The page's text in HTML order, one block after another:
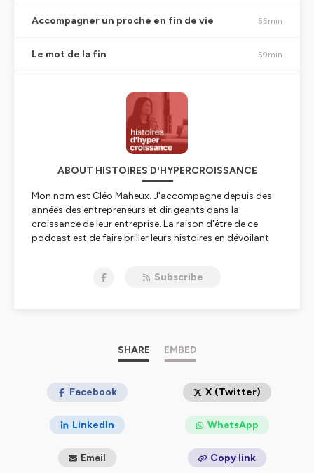
Accompagner un proche en fin de vie 55min
Le mot de la fin 59min
ABOUT HISTOIRES D'HYPERCROISSANCE
Mon nom est Cléo Maheux. J'accompagne depuis des
années des entrepreneurs et dirigeants dans la
croissance de leur entreprise. La raison d'être de ce
podcast est de faire briller leurs histoires en dévoilant
Subscribe
SHARE EMBED
Facebook X (Twitter)
LinkedIn WhatsApp
Email Copy link